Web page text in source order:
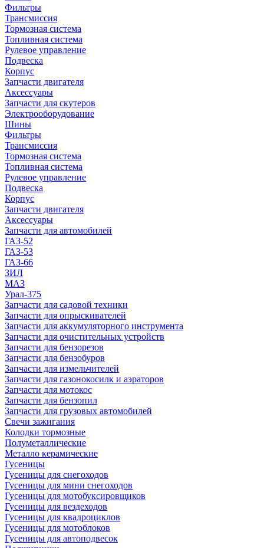
Фильтры
Трансмиссия
Тормозная система
Топливная система
Рулевое управление
Подвеска
Корпус
Запчасти двигателя
Аксессуары
Запчасти для скутеров
Электрооборудование
Шины
Фильтры
Трансмиссия
Тормозная система
Топливная система
Рулевое управление
Подвеска
Корпус
Запчасти двигателя
Аксессуары
Запчасти для автомобилей
ГАЗ-52
ГАЗ-53
ГАЗ-66
ЗИЛ
МАЗ
Урал-375
Запчасти для садовой техники
Запчасти для опрыскивателей
Запчасти для аккумуляторного инструмента
Запчасти для очистительных устройств
Запчасти для бензорезов
Запчасти для бензобуров
Запчасти для измельчителей
Запчасти для газонокосилк и аэраторов
Запчасти для мотокос
Запчасти для бензопил
Запчасти для грузовых автомобилей
Свечи зажигания
Колодки тормозные
Полуметаллические
Металло керамические
Гусеницы
Гусеницы для снегоходов
Гусеницы для мини снегоходов
Гусеницы для мотобуксировщиков
Гусеницы для вездеходов
Гусеницы для квадроциклов
Гусеницы для мотоблоков
Гусеницы для автоподвесок